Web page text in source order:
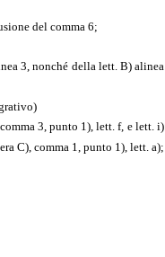
del comma 6;
3, nonché della lett. B) alinea
3, punto 1), lett. f, e lett. i)
C), comma 1, punto 1), lett. a);